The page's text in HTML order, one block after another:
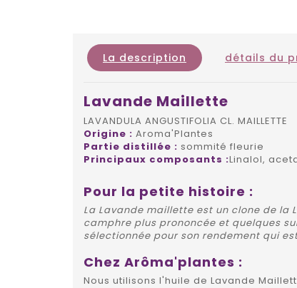
La description détails du
Lavande Maillette
LAVANDULA ANGUSTIFOLIA CL. MAILLETTE
Origine : Aroma'Plantes
Partie distillée : sommité fleurie
Principaux composants :Linalol,
Pour la petite histoire :
La Lavande maillette est un clone de la
camphre plus prononcée et quelques
sélectionnée pour son rendement qui
Chez Arôma'plantes :
Nous utilisons l'huile de Lavande